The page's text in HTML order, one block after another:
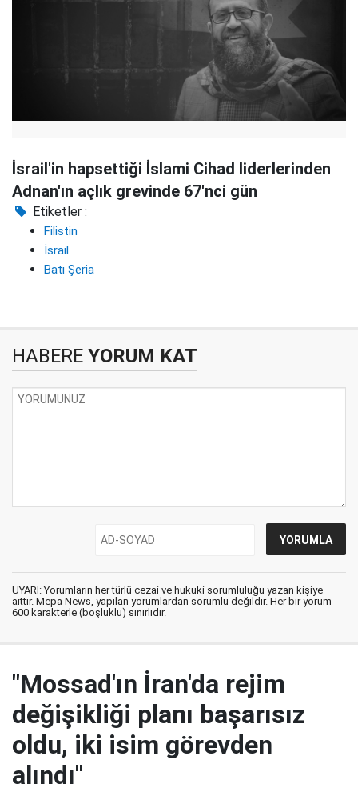
İsrail'in hapsettiği İslami Cihad liderlerinden
Adnan'ın açlık grevinde 67'nci gün
Etiketler :
Filistin
İsrail
Batı Şeria
HABERE YORUM KAT
UYARI: Yorumların her türlü cezai ve hukuki sorumluluğu yazan kişiye
aittir. Mepa News, yapılan yorumlardan sorumlu değildir. Her bir yorum
600 karakterle (boşluklu) sınırlıdır.
"Mossad'ın İran'da rejim
değişikliği planı başarısız
oldu, iki isim görevden
alındı"